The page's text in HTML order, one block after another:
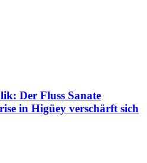
Der Fluss Sanate
in Higüey verschärft sich